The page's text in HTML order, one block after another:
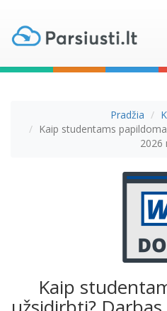
Pradžia
Kaip studentams
2026
Kaip